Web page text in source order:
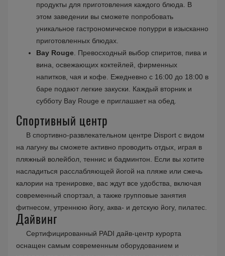
продукты для приготовления каждого блюда. В
этом заведении вы сможете попробовать
уникальное гастрономическое попурри в изысканно
приготовленных блюдах.
Bay Rouge. Превосходный выбор спиритов, пива и
вина, освежающих коктейлей, фирменных
напитков, чая и кофе. Ежедневно с 16:00 до 18:00 в
баре подают легкие закуски. Каждый вторник и
субботу Bay Rouge е приглашает на обед.
Спортивный центр
В спортивно-развлекательном центре Disport с видом
на лагуну вы сможете активно проводить отдых, играя в
пляжный волейбол, теннис и бадминтон. Если вы хотите
насладиться расслабляющей йогой на пляже или сжечь
калории на тренировке, вас ждут все удобства, включая
современный спортзал, а также групповые занятия
фитнесом, утреннюю йогу, аква- и детскую йогу, пилатес.
Дайвинг
Сертифицированный PADI дайв-центр курорта
оснащен самым современным оборудованием и